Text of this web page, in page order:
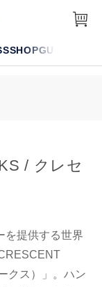
SHOPGUIDE
/ クレセ
を提供する世界
クス）」。ハン